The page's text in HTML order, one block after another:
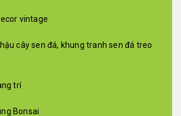
vintage
cây sen đá, khung tranh sen đá treo
trí
Bonsai